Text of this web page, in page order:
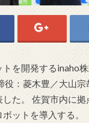
を開発するinaho
役：菱木豊／大山
た。 佐賀市内に
ットを導入する。